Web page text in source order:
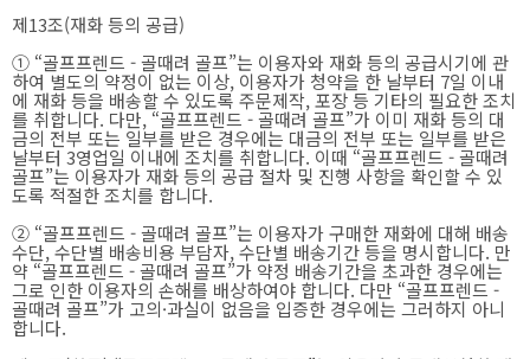
제13조(재화 등의 공급)
① “골프프렌드 - 골때려 골프”는 이용자와 재화 등의 공급시기에 관
하여 별도의 약정이 없는 이상, 이용자가 청약을 한 날부터 7일 이내
에 재화 등을 배송할 수 있도록 주문제작, 포장 등 기타의 필요한 조치
를 취합니다. 다만, “골프프렌드 - 골때려 골프”가 이미 재화 등의 대
금의 전부 또는 일부를 받은 경우에는 대금의 전부 또는 일부를 받은
날부터 3영업일 이내에 조치를 취합니다. 이때 “골프프렌드 - 골때려
골프”는 이용자가 재화 등의 공급 절차 및 진행 사항을 확인할 수 있
도록 적절한 조치를 합니다.
② “골프프렌드 - 골때려 골프”는 이용자가 구매한 재화에 대해 배송
수단, 수단별 배송비용 부담자, 수단별 배송기간 등을 명시합니다. 만
약 “골프프렌드 - 골때려 골프”가 약정 배송기간을 초과한 경우에는
그로 인한 이용자의 손해를 배상하여야 합니다. 다만 “골프프렌드 -
골때려 골프”가 고의·과실이 없음을 입증한 경우에는 그러하지 아니
합니다.